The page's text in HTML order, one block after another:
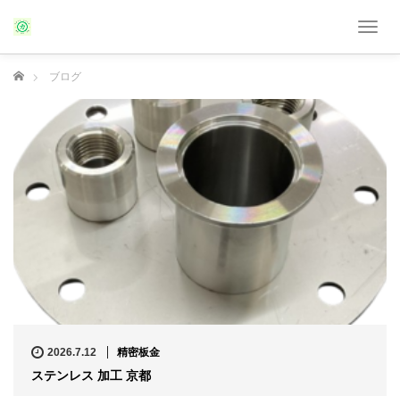
T
n
i
g
n
ホーム ブログ
2026.7.12 精密板金
ステンレス 加工 京都